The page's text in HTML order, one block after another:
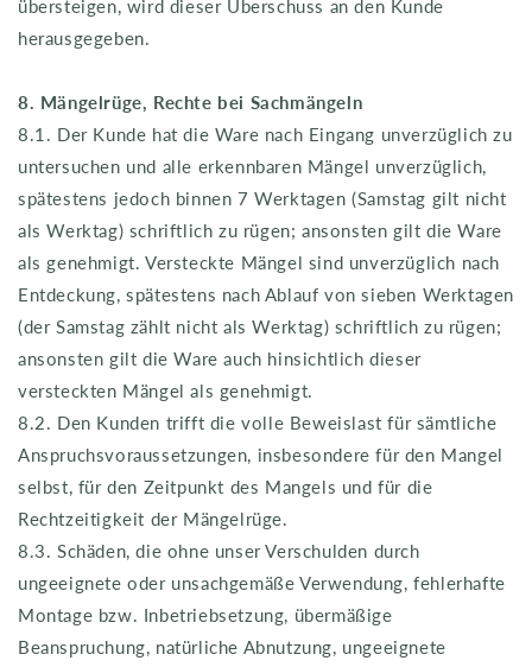
übersteigen, wird dieser Überschuss an den Kunde
herausgegeben.
8. Mängelrüge, Rechte bei Sachmängeln
8.1. Der Kunde hat die Ware nach Eingang unverzüglich zu
untersuchen und alle erkennbaren Mängel unverzüglich,
spätestens jedoch binnen 7 Werktagen (Samstag gilt nicht
als Werktag) schriftlich zu rügen; ansonsten gilt die Ware
als genehmigt. Versteckte Mängel sind unverzüglich nach
Entdeckung, spätestens nach Ablauf von sieben Werktagen
(der Samstag zählt nicht als Werktag) schriftlich zu rügen;
ansonsten gilt die Ware auch hinsichtlich dieser
versteckten Mängel als genehmigt.
8.2. Den Kunden trifft die volle Beweislast für sämtliche
Anspruchsvoraussetzungen, insbesondere für den Mangel
selbst, für den Zeitpunkt des Mangels und für die
Rechtzeitigkeit der Mängelrüge.
8.3. Schäden, die ohne unser Verschulden durch
ungeeignete oder unsachgemäße Verwendung, fehlerhafte
Montage bzw. Inbetriebsetzung, übermäßige
Beanspruchung, natürliche Abnutzung, ungeeignete